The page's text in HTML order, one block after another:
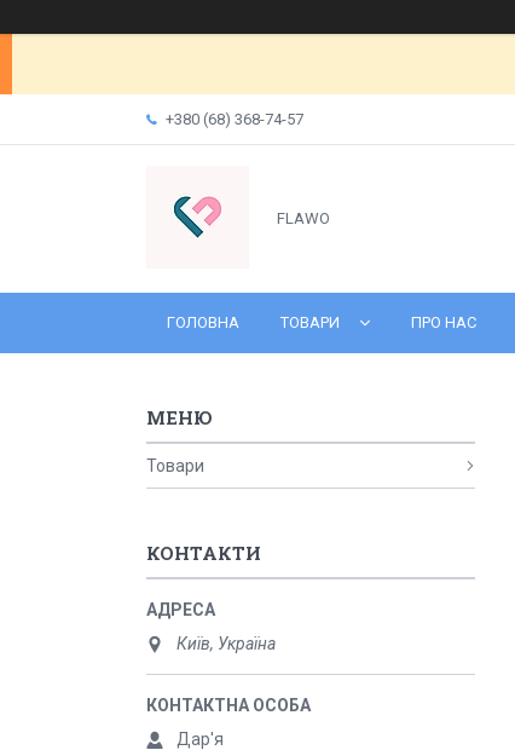
+380 (68) 368-74-57
FLAWO
ГОЛОВНА ТОВАРИ ПРО НАС
Товари
КОНТАКТИ
Київ, Україна
Дар'я